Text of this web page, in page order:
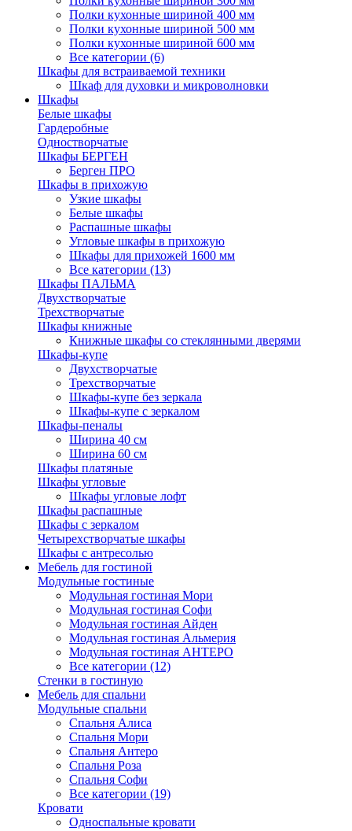
Полки кухонные шириной 400 мм
Полки кухонные шириной 500 мм
Полки кухонные шириной 600 мм
Все категории (6)
Шкафы для встраиваемой техники
Шкаф для духовки и микроволновки
Шкафы
Белые шкафы
Гардеробные
Одностворчатые
Шкафы БЕРГЕН
Берген ПРО
Шкафы в прихожую
Узкие шкафы
Белые шкафы
Распашные шкафы
Угловые шкафы в прихожую
Шкафы для прихожей 1600 мм
Все категории (13)
Шкафы ПАЛЬМА
Двухстворчатые
Трехстворчатые
Шкафы книжные
Книжные шкафы со стеклянными дверями
Шкафы-купе
Двухстворчатые
Трехстворчатые
Шкафы-купе без зеркала
Шкафы-купе с зеркалом
Шкафы-пеналы
Ширина 40 см
Ширина 60 см
Шкафы платяные
Шкафы угловые
Шкафы угловые лофт
Шкафы распашные
Шкафы с зеркалом
Четырехстворчатые шкафы
Шкафы с антресолью
Мебель для гостиной
Модульные гостиные
Модульная гостиная Мори
Модульная гостиная Софи
Модульная гостиная Айден
Модульная гостиная Альмерия
Модульная гостиная АНТЕРО
Все категории (12)
Стенки в гостиную
Мебель для спальни
Модульные спальни
Спальня Алиса
Спальня Мори
Спальня Антеро
Спальня Роза
Спальня Софи
Все категории (19)
Кровати
Односпальные кровати